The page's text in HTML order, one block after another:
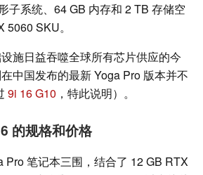
子系统、64 GB 内存和 2 TB 存储空
5060 SKU。
施日益吞噬全球所有芯片供应的今
中国发布的最新 Yoga Pro 版本并不
9i 16 G10 ，特此说明）。
的规格和价格
Pro 笔记本三围，结合了 12 GB RTX